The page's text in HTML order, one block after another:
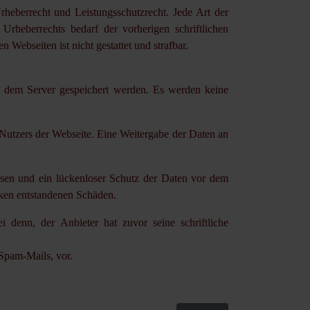
und Leistungsschutzrecht. Jede Art der
bedarf der vorherigen schriftlichen
Webseiten ist nicht gestattet und strafbar.
Server gespeichert werden. Es werden keine
der Webseite. Eine Weitergabe der Daten an
und ein lückenloser Schutz der Daten vor dem
entstandenen Schäden.
denn, der Anbieter hat zuvor seine schriftliche
Mails, vor.